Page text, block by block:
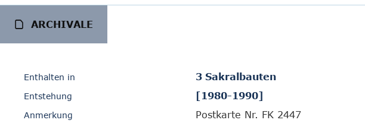
ARCHIVALE
Enthalten in 3 Sakralbauten
Entstehung [1980-1990]
Anmerkung Postkarte Nr. FK 2447